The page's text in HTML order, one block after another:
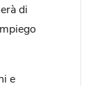
di
e